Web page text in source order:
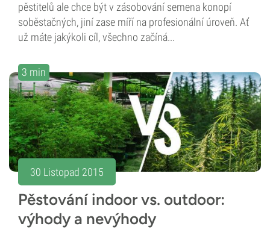
pěstitelů ale chce být v zásobování semena konopí
soběstačných, jiní zase míří na profesionální úroveň. Ať
už máte jakýkoli cíl, všechno začíná...
3 min
30 Listopad 2015
Pěstování indoor vs. outdoor:
výhody a nevýhody